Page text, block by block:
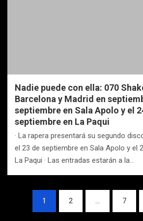
Nadie puede con ella: 070
Barcelona y Madrid en
septiembre en Sala Apolo y el
septiembre en La Paqui
· La rapera presentará su segundo
el 23 de septiembre en Sala Apolo y el
La Paqui · Las entradas estarán a la…
Navegación
1 2 … 7